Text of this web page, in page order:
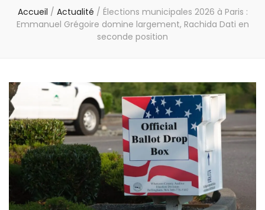
Accueil / Actualité / Élections municipales 2026 à Paris :
Emmanuel Grégoire domine largement, Rachida Dati en
seconde position